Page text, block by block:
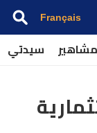
Français
مشاهير سيدتي